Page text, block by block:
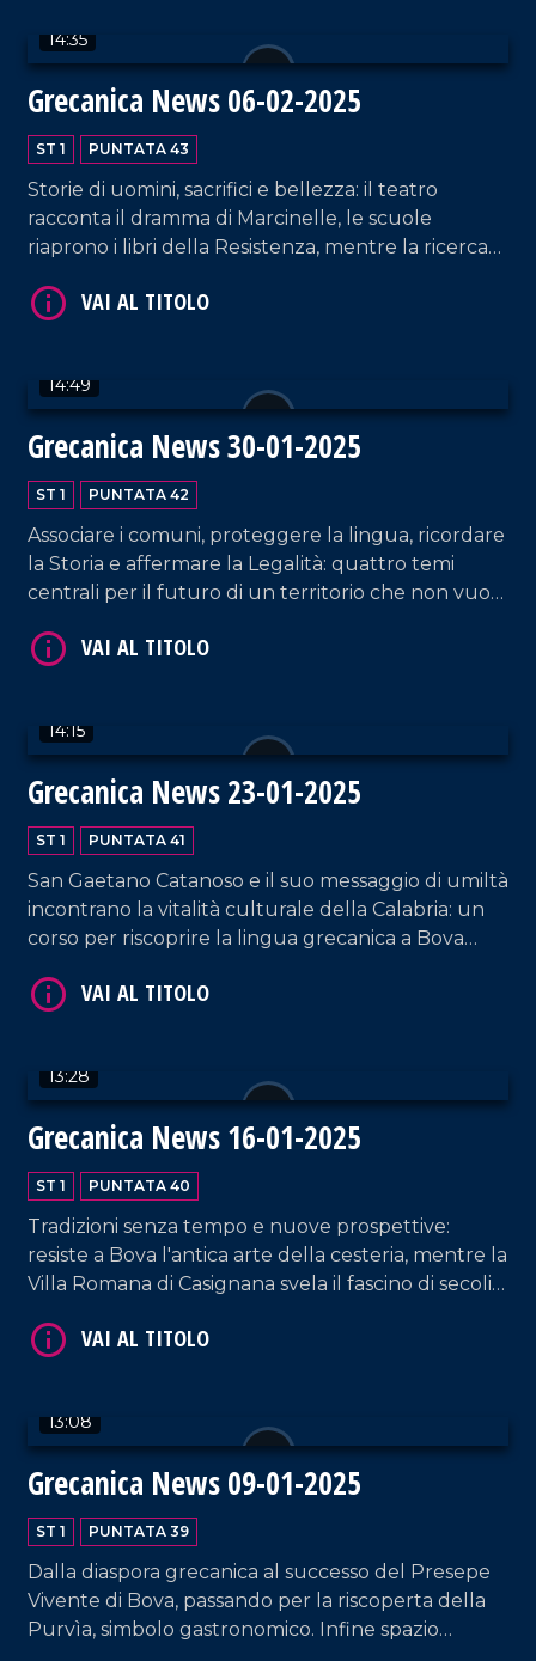
14:35
Grecanica News 06-02-2025
ST 1 PUNTATA 43
Storie di uomini, sacrifici e bellezza: il teatro
racconta il dramma di Marcinelle, le scuole
riaprono i libri della Resistenza, mentre la ricerca
più belli della Calabria Greca.
14:49
Grecanica News 30-01-2025
ST 1 PUNTATA 42
Associare i comuni, proteggere la lingua, ricordare
la Storia e affermare la Legalità: quattro temi
centrali per il futuro di un territorio che non vuole
14:15
Grecanica News 23-01-2025
ST 1 PUNTATA 41
San Gaetano Catanoso e il suo messaggio di umiltà
incontrano la vitalità culturale della Calabria: un
corso per riscoprire la lingua grecanica a Bova
calabrese del Novecento, e un territorio che
13:28
Grecanica News 16-01-2025
ST 1 PUNTATA 40
Tradizioni senza tempo e nuove prospettive:
resiste a Bova l'antica arte della cesteria, mentre la
Villa Romana di Casignana svela il fascino di secoli
Calabria, con l'arrivo di nuovi voli dal suo
13:08
Grecanica News 09-01-2025
ST 1 PUNTATA 39
Dalla diaspora grecanica al successo del Presepe
Vivente di Bova, passando per la riscoperta della
Purvìa, simbolo gastronomico. Infine spazio
VAI AL TITOLO
VAI AL TITOLO
VAI AL TITOLO
VAI AL TITOLO
VAI AL TITOLO
VAI AL TITOLO